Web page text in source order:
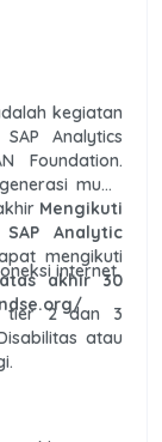
kegiatan
Analytics
Foundation.
muda
Mengikuti
Analytic
mengikuti
akhir 30
internet.
tier 2 dan 3
atau